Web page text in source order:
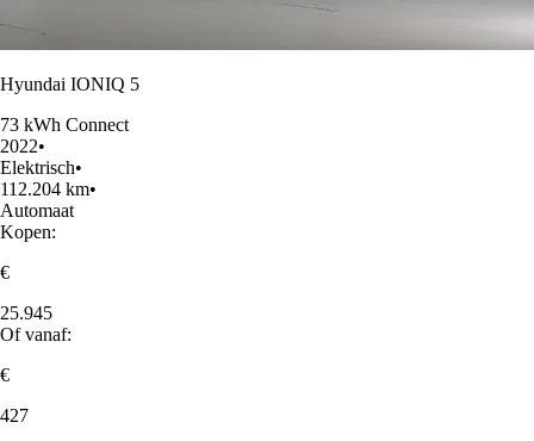
Hyundai IONIQ 5
73 kWh Connect
2022•
Elektrisch•
112.204 km•
Automaat
Kopen:
€
25.945
Of vanaf:
€
427